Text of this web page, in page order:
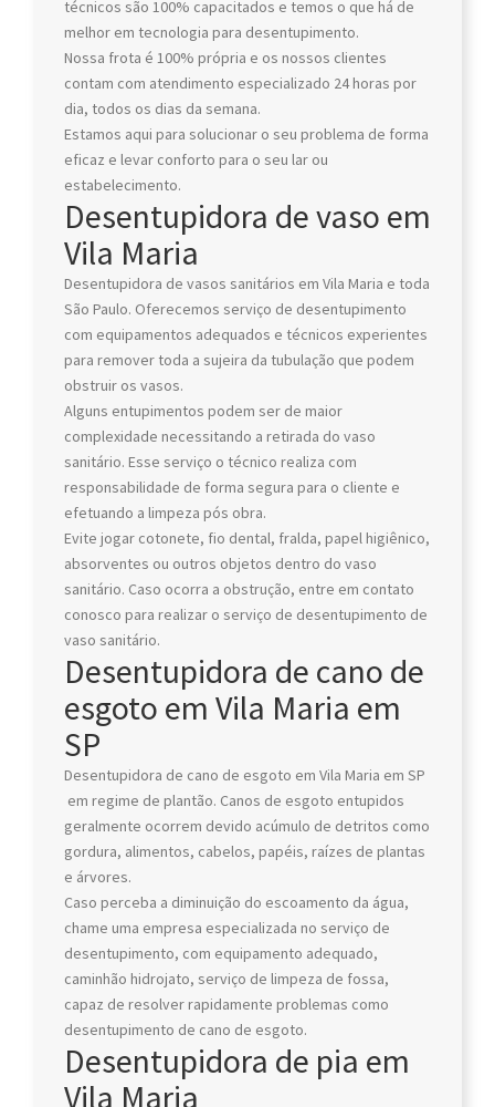
técnicos são 100% capacitados e temos o que há de
melhor em tecnologia para desentupimento.
Nossa frota é 100% própria e os nossos clientes
contam com atendimento especializado 24 horas por
dia, todos os dias da semana.
Estamos aqui para solucionar o seu problema de forma
eficaz e levar conforto para o seu lar ou
estabelecimento.
Desentupidora de vaso em
Vila Maria
Desentupidora de vasos sanitários em Vila Maria e toda
São Paulo. Oferecemos serviço de desentupimento
com equipamentos adequados e técnicos experientes
para remover toda a sujeira da tubulação que podem
obstruir os vasos.
Alguns entupimentos podem ser de maior
complexidade necessitando a retirada do vaso
sanitário. Esse serviço o técnico realiza com
responsabilidade de forma segura para o cliente e
efetuando a limpeza pós obra.
Evite jogar cotonete, fio dental, fralda, papel higiênico,
absorventes ou outros objetos dentro do vaso
sanitário. Caso ocorra a obstrução, entre em contato
conosco para realizar o serviço de desentupimento de
vaso sanitário.
Desentupidora de cano de
esgoto em Vila Maria em
SP
Desentupidora de cano de esgoto em Vila Maria em SP
em regime de plantão. Canos de esgoto entupidos
geralmente ocorrem devido acúmulo de detritos como
gordura, alimentos, cabelos, papéis, raízes de plantas
e árvores.
Caso perceba a diminuição do escoamento da água,
chame uma empresa especializada no serviço de
desentupimento, com equipamento adequado,
caminhão hidrojato, serviço de limpeza de fossa,
capaz de resolver rapidamente problemas como
desentupimento de cano de esgoto.
Desentupidora de pia em
Vila Maria